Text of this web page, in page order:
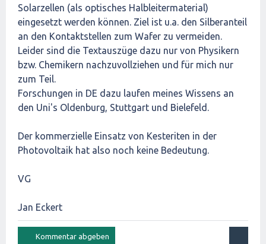
Solarzellen (als optisches Halbleitermaterial)
eingesetzt werden können. Ziel ist u.a. den Silberanteil
an den Kontaktstellen zum Wafer zu vermeiden.
Leider sind die Textauszüge dazu nur von Physikern
bzw. Chemikern nachzuvollziehen und für mich nur
zum Teil.
Forschungen in DE dazu laufen meines Wissens an
den Uni's Oldenburg, Stuttgart und Bielefeld.
Der kommerzielle Einsatz von Kesteriten in der
Photovoltaik hat also noch keine Bedeutung.
VG
Jan Eckert